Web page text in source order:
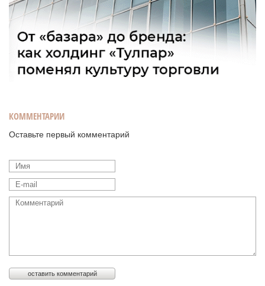
КОММЕНТАРИИ
Оставьте первый комментарий